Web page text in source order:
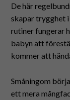
De här
skapar trygghet
rutiner fungerar
babyn att
kommer att
Småningom
ett mera